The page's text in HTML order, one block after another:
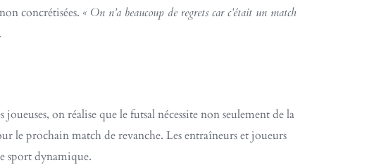
concrétisées. « On n’a beaucoup de regrets car c’était un match
on réalise que le futsal nécessite non seulement de la
le prochain match de revanche. Les entraîneurs et joueurs
sport dynamique.